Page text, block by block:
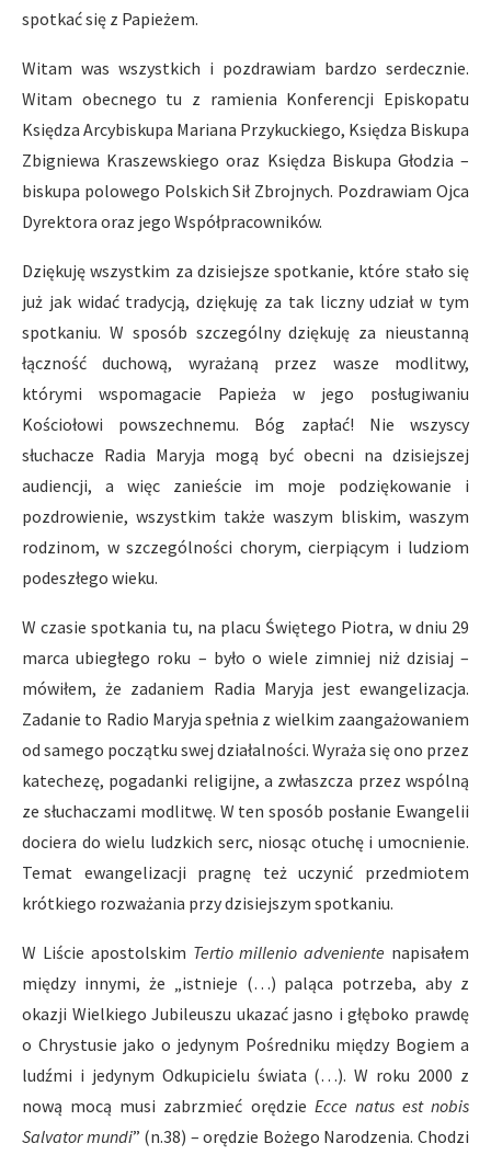
spotkać się z Papieżem.
Witam was wszystkich i pozdrawiam bardzo serdecznie.
Witam obecnego tu z ramienia Konferencji Episkopatu
Księdza Arcybiskupa Mariana Przykuckiego, Księdza Biskupa
Zbigniewa Kraszewskiego oraz Księdza Biskupa Głodzia –
biskupa polowego Polskich Sił Zbrojnych. Pozdrawiam Ojca
Dyrektora oraz jego Współpracowników.
Dziękuję wszystkim za dzisiejsze spotkanie, które stało się
już jak widać tradycją, dziękuję za tak liczny udział w tym
spotkaniu. W sposób szczególny dziękuję za nieustanną
łączność duchową, wyrażaną przez wasze modlitwy,
którymi wspomagacie Papieża w jego posługiwaniu
Kościołowi powszechnemu. Bóg zapłać! Nie wszyscy
słuchacze Radia Maryja mogą być obecni na dzisiejszej
audiencji, a więc zanieście im moje podziękowanie i
pozdrowienie, wszystkim także waszym bliskim, waszym
rodzinom, w szczególności chorym, cierpiącym i ludziom
podeszłego wieku.
W czasie spotkania tu, na placu Świętego Piotra, w dniu 29
marca ubiegłego roku – było o wiele zimniej niż dzisiaj –
mówiłem, że zadaniem Radia Maryja jest ewangelizacja.
Zadanie to Radio Maryja spełnia z wielkim zaangażowaniem
od samego początku swej działalności. Wyraża się ono przez
katechezę, pogadanki religijne, a zwłaszcza przez wspólną
ze słuchaczami modlitwę. W ten sposób posłanie Ewangelii
dociera do wielu ludzkich serc, niosąc otuchę i umocnienie.
Temat ewangelizacji pragnę też uczynić przedmiotem
krótkiego rozważania przy dzisiejszym spotkaniu.
W Liście apostolskim Tertio millenio adveniente napisałem
między innymi, że „istnieje (…) paląca potrzeba, aby z
okazji Wielkiego Jubileuszu ukazać jasno i głęboko prawdę
o Chrystusie jako o jedynym Pośredniku między Bogiem a
ludźmi i jedynym Odkupicielu świata (…). W roku 2000 z
nową mocą musi zabrzmieć orędzie Ecce natus est nobis
Salvator mundi” (n.38) – orędzie Bożego Narodzenia. Chodzi